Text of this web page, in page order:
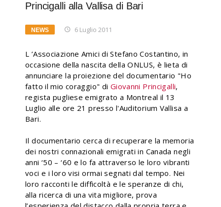
Princigalli alla Vallisa di Bari
NEWS 6 Luglio 2011
L ’Associazione Amici di Stefano Costantino, in
occasione della nascita della ONLUS, è lieta di
annunciare la proiezione del documentario "Ho
fatto il mio coraggio" di Giovanni Princigalli,
regista pugliese emigrato a Montreal il 13
Luglio alle ore 21 presso l'Auditorium Vallisa a
Bari.
Il documentario cerca di recuperare la memoria
dei nostri connazionali emigrati in Canada negli
anni ‘50 – ‘60 e lo fa attraverso le loro vibranti
voci e i loro visi ormai segnati dal tempo. Nei
loro racconti le difficoltà e le speranze di chi,
alla ricerca di una vita migliore, prova